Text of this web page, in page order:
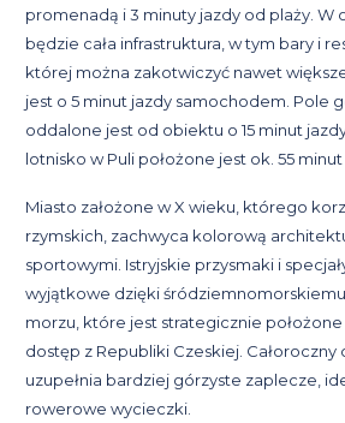
promenadą i 3 minuty jazdy od plaży. W
będzie cała infrastruktura, w tym bary i
której można zakotwiczyć nawet
jest o 5 minut jazdy samochodem. Pole
oddalone jest od obiektu o 15 minut
lotnisko w Puli położone jest ok. 55
Miasto założone w X wieku, którego
rzymskich, zachwyca kolorową
sportowymi. Istryjskie przysmaki i
wyjątkowe dzięki
morzu, które jest strategicznie
dostęp z Republiki Czeskiej.
uzupełnia bardziej górzyste zaplecze,
rowerowe wycieczki.